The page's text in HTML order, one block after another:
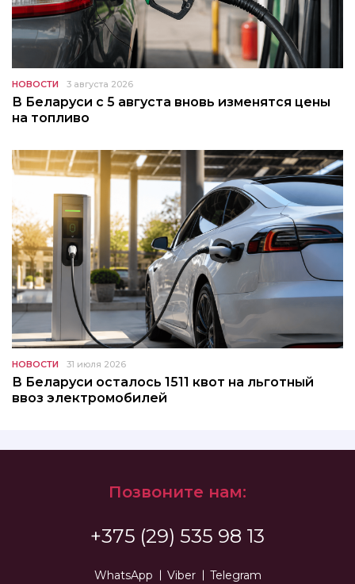
НОВОСТИ 3 августа 2026
В Беларуси с 5 августа вновь изменятся цены
на топливо
НОВОСТИ 31 июля 2026
В Беларуси осталось 1511 квот на льготный
ввоз электромобилей
Позвоните нам:
+375 (29) 535 98 13
WhatsApp Viber Telegram